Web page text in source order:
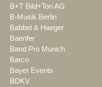
B+T Bild+Ton AG
B-Musik Berlin
Babbel & Haeger
Baenfer
Band Pro Munich
Barco
Bayer Events
BDKV